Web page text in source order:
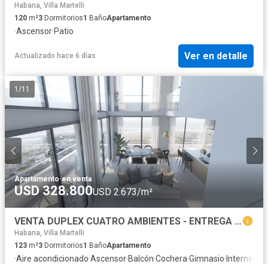
Habana, Villa Martelli
120 m²3 Dormitorios1 BañoApartamento
·Ascensor·Patio
Actualizado hace 6 días Ver en detalle
1 /11
Apartamento·en venta
USD 328.800USD 2.673/m²
VENTA DUPLEX CUATRO AMBIENTES - ENTREGA AGOSTO 2027- FINANCIACIÓN
Habana, Villa Martelli
123 m²3 Dormitorios1 BañoApartamento
·Aire acondicionado·Ascensor·Balcón·Cochera·Gimnasio· Internet